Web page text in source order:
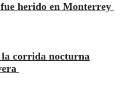
herido en Monterrey
corrida nocturna